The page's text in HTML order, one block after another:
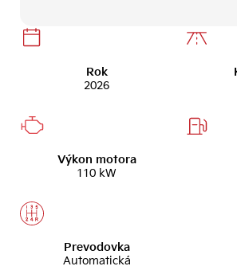
Rok
2026
Výkon motora
110 kW
Prevodovka
Automatická